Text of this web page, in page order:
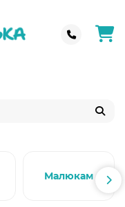
Малюкам